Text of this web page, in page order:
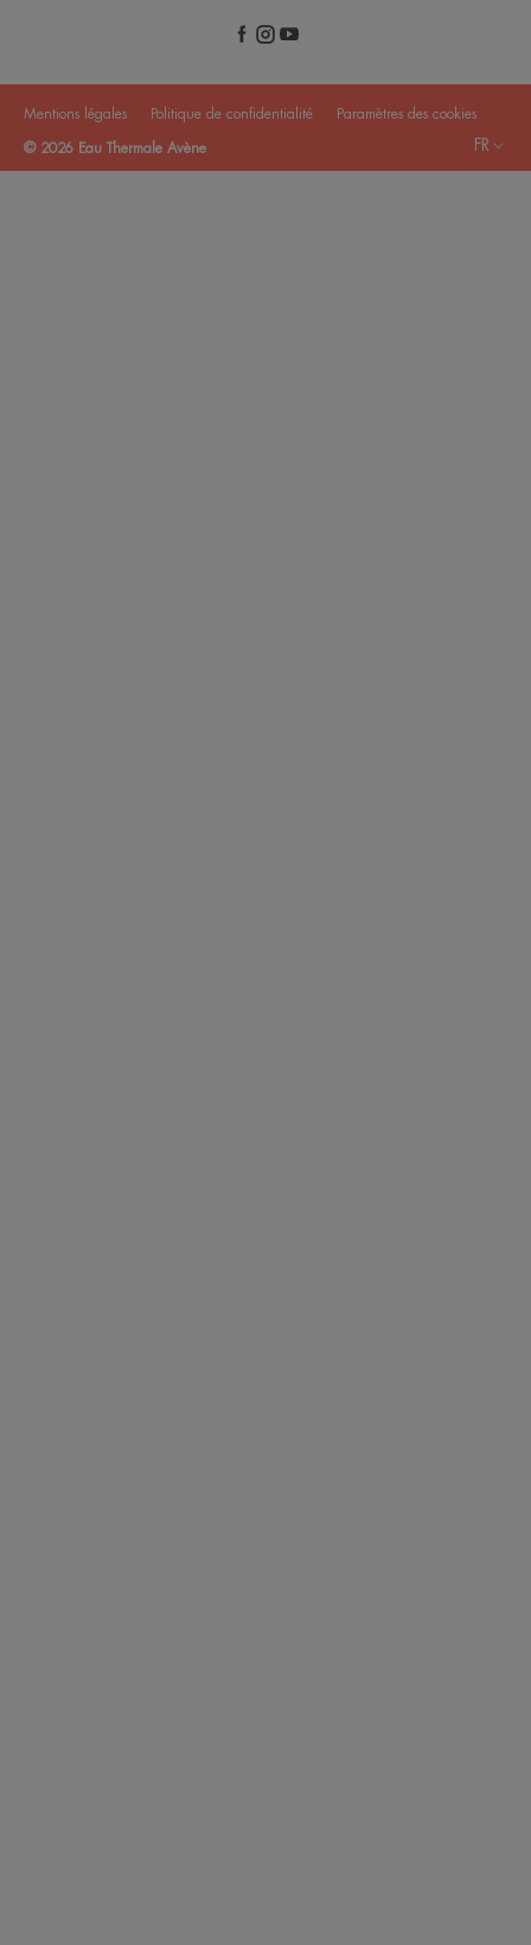
Mentions légales Politique de confidentialité Paramètres des cookies
© 2026 Eau Thermale Avène FR